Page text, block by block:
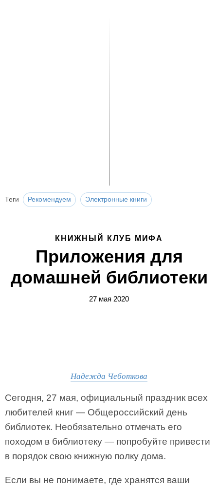
Теги Рекомендуем Электронные книги
КНИЖНЫЙ КЛУБ МИФА
Приложения для
домашней библиотеки
27 мая 2020
Надежда Чеботкова
Сегодня, 27 мая, официальный праздник всех
любителей книг — Общероссийский день
библиотек. Необязательно отмечать его
походом в библиотеку — попробуйте привести
в порядок свою книжную полку дома.
Если вы не понимаете, где хранятся ваши